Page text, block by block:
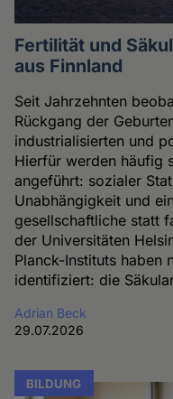
Fertilität und
aus Finnland
Seit Jahrzehnten
Rückgang der
industrialisierten und
Hierfür werden häufig
angeführt: sozialer
Unabhängigkeit und
gesellschaftliche statt
der Universitäten
Planck-Instituts haben
identifiziert: die
Adrian Beck
29.07.2026
BILDUNG